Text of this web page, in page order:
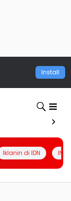
Install
Iklanin di IDN